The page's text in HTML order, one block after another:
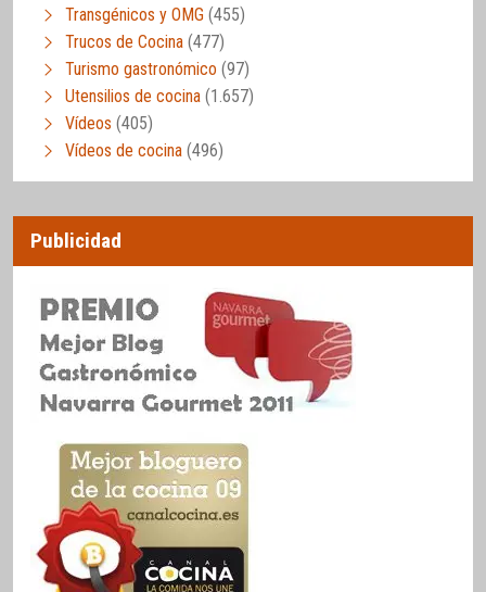
Transgénicos y OMG (455)
Trucos de Cocina (477)
Turismo gastronómico (97)
Utensilios de cocina (1.657)
Vídeos (405)
Vídeos de cocina (496)
Publicidad